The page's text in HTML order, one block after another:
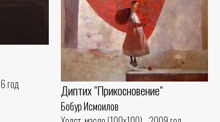
год Диптих "Прикосновение"
Бобур Исмоилов